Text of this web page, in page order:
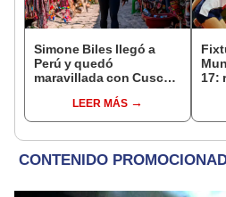
Simone Biles llegó a
Perú y quedó
maravillada con Cusco:
lo hermoso que es este
país"
LEER MÁS
17: